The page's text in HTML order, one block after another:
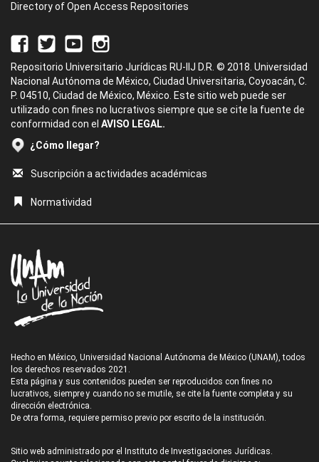
Directory of Open Access Repositories
Repositorio Universitario Jurídicas RU-IIJ D.R. © 2018. Universidad
Nacional Autónoma de México, Ciudad Universitaria, Coyoacán, C.
P. 04510, Ciudad de México, México. Este sitio web puede ser
utilizado con fines no lucrativos siempre que se cite la fuente de
conformidad con el AVISO LEGAL.
¿Cómo llegar?
Suscripción a actividades académicas
Normatividad
Hecho en México, Universidad Nacional Autónoma de México (UNAM), todos
los derechos reservados 2021.
Esta página y sus contenidos pueden ser reproducidos con fines no
lucrativos, siempre y cuando no se mutile, se cite la fuente completa y su
dirección electrónica.
De otra forma, requiere permiso previo por escrito de la institución.
Sitio web administrado por el Instituto de Investigaciones Jurídicas.